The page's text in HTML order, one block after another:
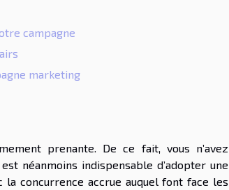
campagne
marketing
prenante. De ce fait, vous n’avez
néanmoins indispensable d’adopter une
concurrence accrue auquel font face les